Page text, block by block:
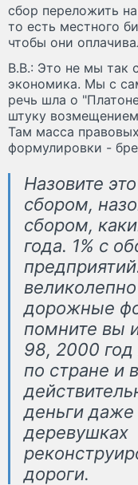
сбор переложить
то есть местного
чтобы они
В.В.: Это не мы так
экономика. Мы с
речь шла о
штуку
Там масса
формулировки -
Назовите
сбором,
сбором,
года. 1% с
дорожные
помните вы
98, 2000
по стране и
деньги даже
деревушках
дороги.